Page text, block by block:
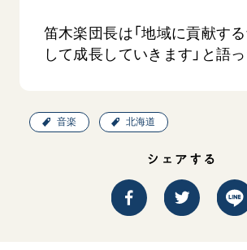
【被爆証言】「原爆の子」として生き
笛木楽団長は「地域に貢献す
して成長していきます」と語っ
音楽 北海道
シェアする